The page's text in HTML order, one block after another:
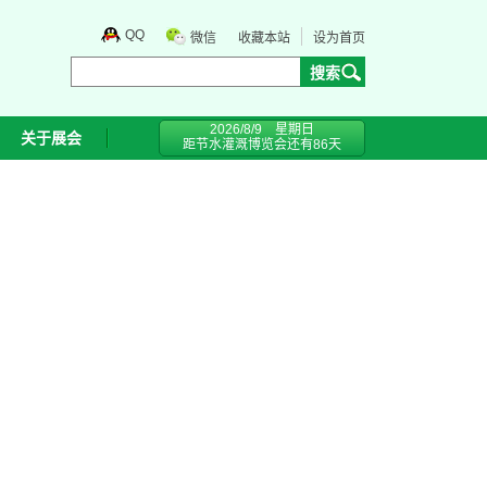
QQ 微信 收藏本站 设为首页
关于展会
2026/8/9 星期日
距节水灌溉博览会还有86天